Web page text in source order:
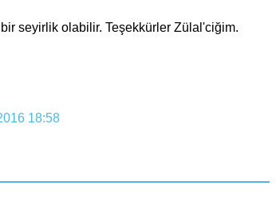
seyirlik olabilir. Teşekkürler Zülal'ciğim.
18:58